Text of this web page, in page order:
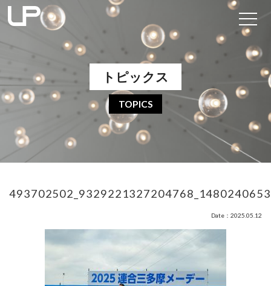
トピックス
TOPICS
Date：2025.05.12